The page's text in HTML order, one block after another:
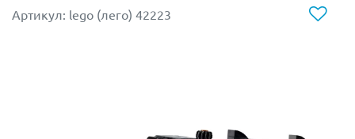
рассмотреть сложную конструкцию силового
Артикул: lego (лего) 42223